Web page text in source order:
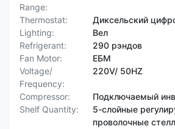
Range:
Thermostat:
Диксельский
Lighting:
Вел
Refrigerant:
290 рэндов
Fan Motor:
ЕБМ
Voltage/
Frequency:
220V/ 50HZ
Compressor:
Подключаемый
Shelf Quantity:
5-слойные
проволочные